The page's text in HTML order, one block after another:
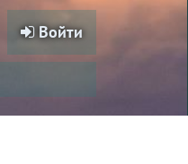
Войти